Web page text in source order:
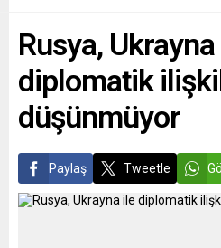
Rusya,
diplomatik
düşünmüyor
Paylaş Tweetle